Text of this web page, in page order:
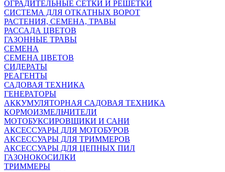
ОГРАДИТЕЛЬНЫЕ СЕТКИ И РЕШЕТКИ
СИСТЕМА ДЛЯ ОТКАТНЫХ ВОРОТ
РАСТЕНИЯ, СЕМЕНА, ТРАВЫ
РАССАДА ЦВЕТОВ
ГАЗОННЫЕ ТРАВЫ
СЕМЕНА
СЕМЕНА ЦВЕТОВ
СИДЕРАТЫ
РЕАГЕНТЫ
САДОВАЯ ТЕХНИКА
ГЕНЕРАТОРЫ
АККУМУЛЯТОРНАЯ САДОВАЯ ТЕХНИКА
КОРМОИЗМЕЛЬЧИТЕЛИ
МОТОБУКСИРОВЩИКИ И САНИ
АКСЕССУАРЫ ДЛЯ МОТОБУРОВ
АКСЕССУАРЫ ДЛЯ ТРИММЕРОВ
АКСЕССУАРЫ ДЛЯ ЦЕПНЫХ ПИЛ
ГАЗОНОКОСИЛКИ
ТРИММЕРЫ